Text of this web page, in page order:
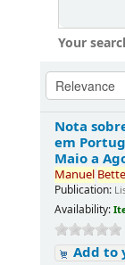
Your
Nota
em
Maio a
Manuel
Publication:
Availability:
Add to